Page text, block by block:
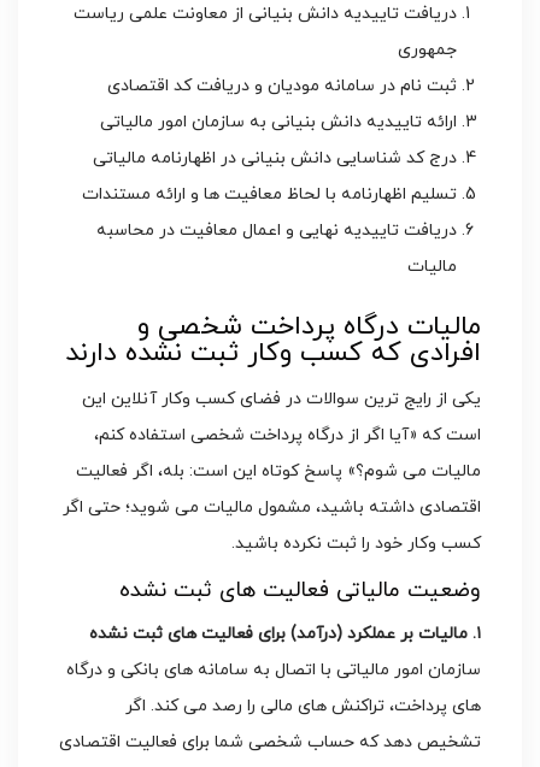
دریافت تاییدیه دانش بنیانی از معاونت علمی ریاست
جمهوری
ثبت نام در سامانه مودیان و دریافت کد اقتصادی
ارائه تاییدیه دانش بنیانی به سازمان امور مالیاتی
درج کد شناسایی دانش بنیانی در اظهارنامه مالیاتی
تسلیم اظهارنامه با لحاظ معافیت ها و ارائه مستندات
دریافت تاییدیه نهایی و اعمال معافیت در محاسبه
مالیات
مالیات درگاه پرداخت شخصی و
افرادی که کسب وکار ثبت نشده دارند
یکی از رایج ترین سوالات در فضای کسب وکار آنلاین این
است که «آیا اگر از درگاه پرداخت شخصی استفاده کنم،
مالیات می شوم؟» پاسخ کوتاه این است: بله، اگر فعالیت
اقتصادی داشته باشید، مشمول مالیات می شوید؛ حتی اگر
کسب وکار خود را ثبت نکرده باشید.
وضعیت مالیاتی فعالیت های ثبت نشده
۱. مالیات بر عملکرد (درآمد) برای فعالیت های ثبت نشده
سازمان امور مالیاتی با اتصال به سامانه های بانکی و درگاه
های پرداخت، تراکنش های مالی را رصد می کند. اگر
تشخیص دهد که حساب شخصی شما برای فعالیت اقتصادی